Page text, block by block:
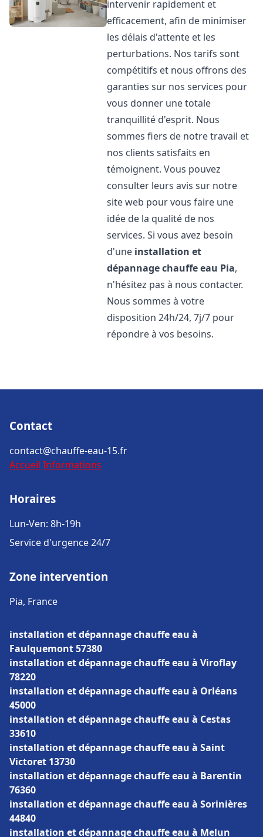
intervenir rapidement et
efficacement, afin de minimiser
les délais d'attente et les
perturbations. Nos tarifs sont
compétitifs et nous offrons des
garanties sur nos services pour
vous donner une totale
tranquillité d'esprit. Nous
sommes fiers de notre travail et
nos clients satisfaits en
témoignent. Vous pouvez
consulter leurs avis sur notre
site web pour vous faire une
idée de la qualité de nos
services. Si vous avez besoin
d'une installation et
dépannage chauffe eau Pia,
n'hésitez pas à nous contacter.
Nous sommes à votre
disposition 24h/24, 7j/7 pour
répondre à vos besoins.
Contact
contact@chauffe-eau-15.fr
Accueil Informations
Horaires
Lun-Ven: 8h-19h
Service d'urgence 24/7
Zone intervention
Pia, France
installation et dépannage chauffe eau à
Faulquemont 57380
installation et dépannage chauffe eau à Viroflay
78220
installation et dépannage chauffe eau à Orléans
45000
installation et dépannage chauffe eau à Cestas
33610
installation et dépannage chauffe eau à Saint
Victoret 13730
installation et dépannage chauffe eau à Barentin
76360
installation et dépannage chauffe eau à Sorinières
44840
installation et dépannage chauffe eau à Melun